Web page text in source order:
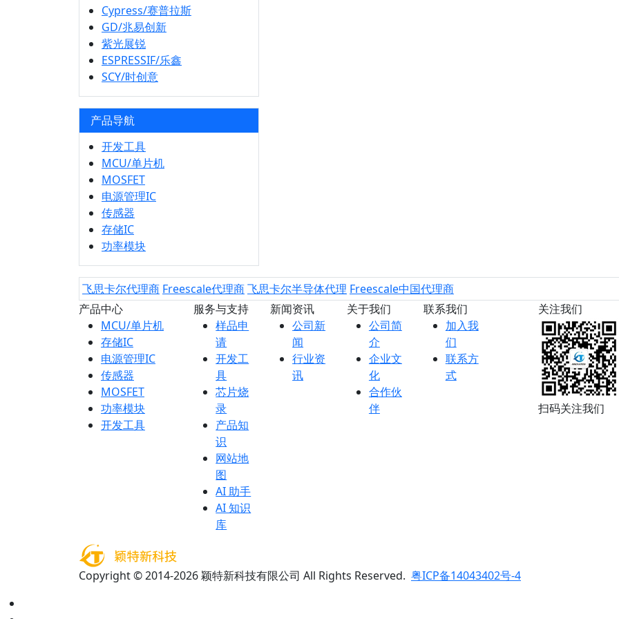
Cypress/赛普拉斯
GD/兆易创新
紫光展锐
ESPRESSIF/乐鑫
SCY/时创意
产品导航
开发工具
MCU/单片机
MOSFET
电源管理IC
传感器
存储IC
功率模块
飞思卡尔代理商 Freescale代理商飞思卡尔半导体代理 Freescale中国代理商
产品中心
MCU/单片机
存储IC
电源管理IC
传感器
MOSFET
功率模块
开发工具
服务与支持
样品申
请
开发工
具
芯片烧
录
产品知
识
网站地
图
AI 助手
AI 知识
库
新闻资讯
公司新
闻
行业资
讯
关于我们
公司简
介
企业文
化
合作伙
伴
联系我们
加入我
们
联系方
式
关注我们
扫码关注我们
Copyright © 2014-2026 颖特新科技有限公司 All Rights Reserved. 粤ICP备14043402号-4